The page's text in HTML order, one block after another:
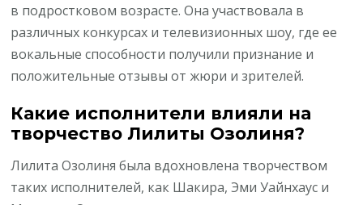
в подростковом возрасте. Она участвовала в
различных конкурсах и телевизионных шоу, где ее
вокальные способности получили признание и
положительные отзывы от жюри и зрителей.
Какие исполнители влияли на
творчество Лилиты Озолиня?
Лилита Озолиня была вдохновлена творчеством
таких исполнителей, как Шакира, Эми Уайнхаус и